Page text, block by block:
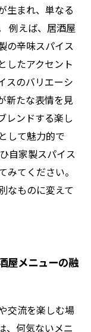
生まれ、単なる
例えば、居酒屋
の辛味スパイス
したアクセント
スのバリエーシ
新たな表情を見
レンドする楽し
して魅力的で
自家製スパイス
てください。
なものに変えて
屋メニューの融
交流を楽しむ場
、何気ないメニ